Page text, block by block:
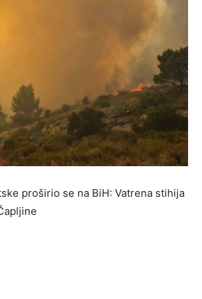
proširio se na BiH: Vatrena stihija